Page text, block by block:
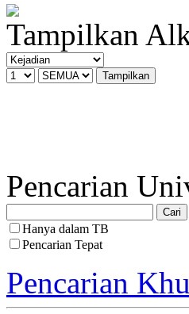
Tampilkan
Pencarian
Hanya dalam TB
Pencarian Tepat
Pencarian